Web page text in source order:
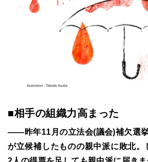
■相手の組織力高まった
――昨年11月の立法会(議会)補欠選
が立候補したものの親中派に敗北。